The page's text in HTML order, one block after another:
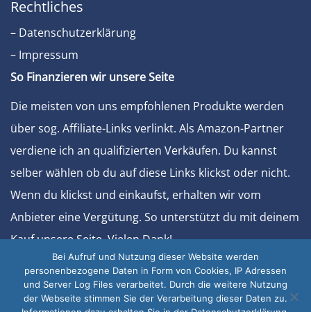
Rechtliches
– Datenschutzerklärung
– Impressum
So Finanzieren wir unsere Seite
Die meisten von uns empfohlenen Produkte werden
über sog. Affiliate-Links verlinkt. Als Amazon-Partner
verdiene ich an qualifizierten Verkäufen. Du kannst
selber wählen ob du auf diese Links klickst oder nicht.
Wenn du klickst und einkaufst, erhalten wir vom
Anbieter eine Vergütung. So unterstützt du mit deinem
Kauf unsere Seite. Vielen Dank!
Sonstiges
– Werben Sie bei uns
Bei Aufruf und Nutzung dieser Website werden
personenbezogene Daten in Form von Cookies, IP Adressen
und Server Log Files verarbeitet. Durch die weitere Nutzung
der Webseite stimmen Sie der Verarbeitung dieser Daten zu.